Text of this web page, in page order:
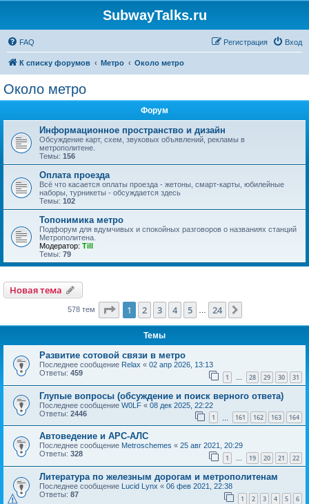
SubwayTalks.ru
FAQ Вход
Регистрация
К списку форумов Метро Около метро
Около метро
Форум
Информационное пространство и дизайн
Обсуждение карт, схем, звуковых объявлений, рекламы в
метрополитене.
Темы: 156
Оплата проезда
Всё что касается оплаты проезда - жетоны, смарт-карты, юбилейные
наборы, турникеты - обсуждается здесь
Темы: 102
Топонимика метро
Подфорум для вдумчивых и спокойных разговоров о названиях станций
Метрополитена.
Модератор: Till
Темы: 79
Новая тема
578 тем Страница из 24
1 2 3 4 5 24
Темы
Развитие сотовой связи в метро
Последнее сообщение Relax « 02 апр 2026, 13:13
Ответы: 459 1 … 28 29 30 31
Глупые вопросы (обсуждение и поиск верного ответа)
Последнее сообщение W0LF « 08 дек 2025, 22:22
Ответы: 2446 1 161 162 163 164
Автоведение и АРС-АЛС
Последнее сообщение Metroschemes « 25 авг 2021, 20:29
Ответы: 328 1 … 19 20 21 22
Литература по железным дорогам и метрополитенам
Последнее сообщение Lucid Lynx « 06 фев 2021, 22:38
Ответы: 87 1 2 3 4 5 6